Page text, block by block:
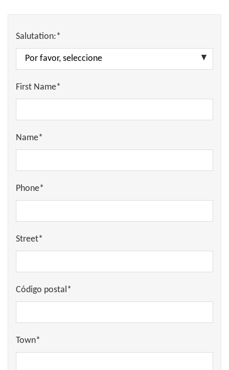
Salutation:*
First Name*
Name*
Phone*
Street*
Código postal*
Town*